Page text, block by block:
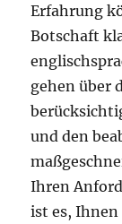
Erfahrung
Botschaft
gehen über
und den
Ihren
ist es,